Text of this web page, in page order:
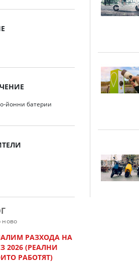
йонни батерии
ново
РАЗХОДА НА
2026 (РЕАЛНИ
РАБОТЯТ)